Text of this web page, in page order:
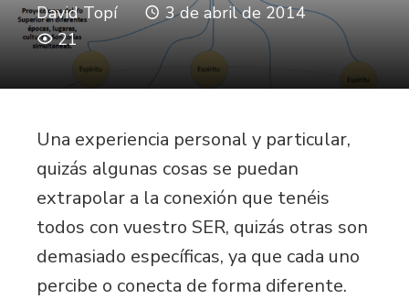
David Topí
3 de abril de 2014
21
Una experiencia personal y particular,
quizás algunas cosas se puedan
extrapolar a la conexión que tenéis
todos con vuestro SER, quizás otras son
demasiado específicas, ya que cada uno
percibe o conecta de forma diferente.